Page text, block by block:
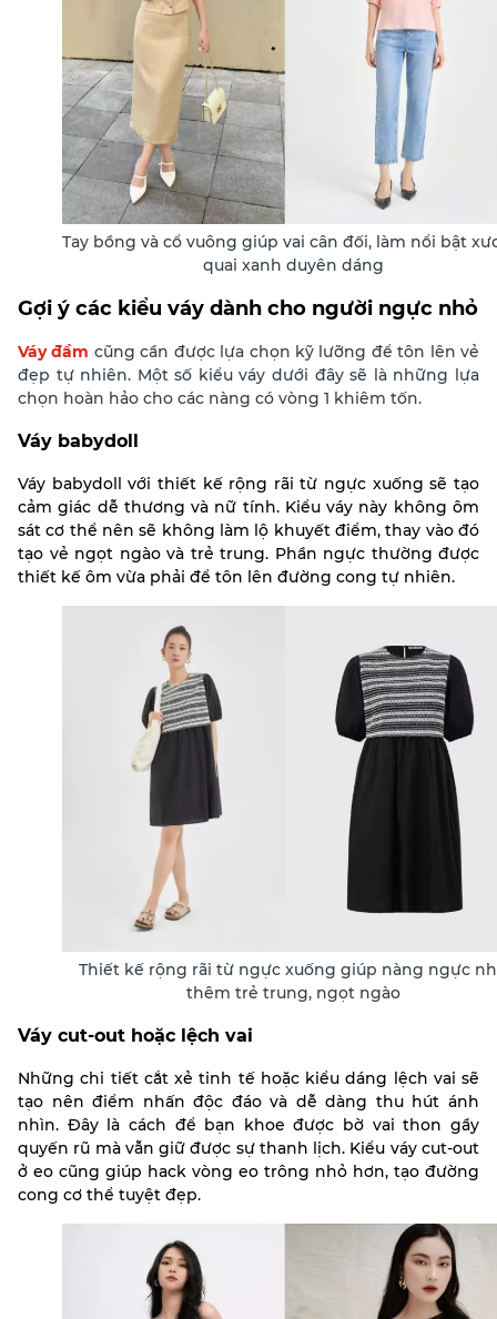
Tay bồng và cổ vuông giúp vai cân đối, làm nổi bật
quai xanh duyên dáng
Gợi ý các kiểu váy dành cho người ngực nhỏ
Váy đầm cũng cần được lựa chọn kỹ lưỡng để tôn lên vẻ
đẹp tự nhiên. Một số kiểu váy dưới đây sẽ là những lựa
chọn hoàn hảo cho các nàng có vòng 1 khiêm tốn.
Váy babydoll
Váy babydoll với thiết kế rộng rãi từ ngực xuống sẽ tạo
cảm giác dễ thương và nữ tính. Kiểu váy này không ôm
sát cơ thể nên sẽ không làm lộ khuyết điểm, thay vào đó
tạo vẻ ngọt ngào và trẻ trung. Phần ngực thường được
thiết kế ôm vừa phải để tôn lên đường cong tự nhiên.
Thiết kế rộng rãi từ ngực xuống giúp nàng ngực
thêm trẻ trung, ngọt ngào
Váy cut-out hoặc lệch vai
Những chi tiết cắt xẻ tinh tế hoặc kiểu dáng lệch vai sẽ
tạo nên điểm nhấn độc đáo và dễ dàng thu hút ánh
nhìn. Đây là cách để bạn khoe được bờ vai thon gầy
quyến rũ mà vẫn giữ được sự thanh lịch. Kiểu váy cut-out
ở eo cũng giúp hack vòng eo trông nhỏ hơn, tạo đường
cong cơ thể tuyệt đẹp.